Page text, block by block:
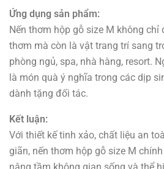
Ứng dụng sản phẩm:
Nến thơm hộp gỗ size M không
thơm mà còn là vật trang trí sang
phòng ngủ, spa, nhà hàng, resort.
là món quà ý nghĩa trong các dịp
dành tặng đối tác.
Kết luận:
Với thiết kế tinh xảo, chất liệu an
giãn, nến thơm hộp gỗ size M